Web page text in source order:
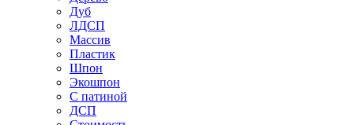
Дуб
ЛДСП
Массив
Пластик
Шпон
Экошпон
С патиной
ДСП